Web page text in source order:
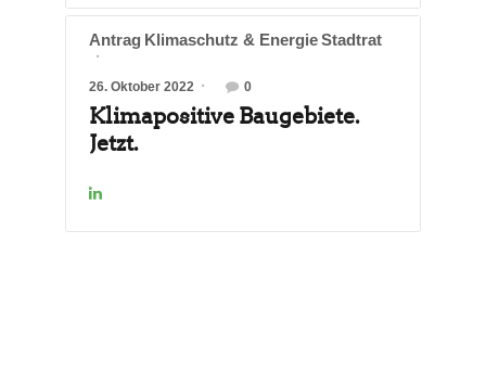
Antrag Klimaschutz & EnergieStadtrat
26. Oktober 2022 0
Klimapositive Baugebiete.
Jetzt.